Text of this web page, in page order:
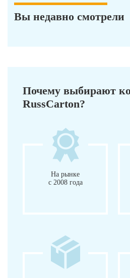
Вы недавно смотрели
Почему выбирают
RussCarton?
На рынке
с 2008 года